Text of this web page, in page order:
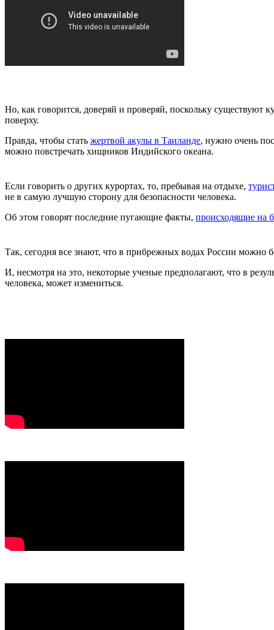
Но, как говорится, доверяй и проверяй, поскольку существуют
поверху.
Правда, чтобы стать жертвой акулы в Таиланде, нужно очень
можно повстречать хищников Индийского океана.
Если говорить о других курортах, то, пребывая на отдыхе,
не в самую лучшую сторону для безопасности человека.
Об этом говорят последние пугающие факты, проиcходящие на
Так, сегодня все знают, что в прибрежных водах России можно
И, несмотря на это, некоторые ученые предполагают, что в
человека, может измениться.